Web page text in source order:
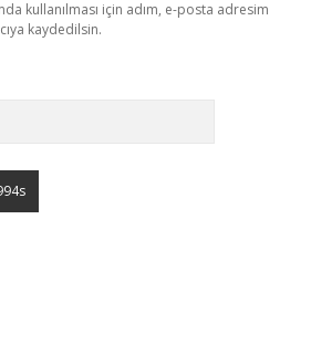
kullanılması için adım, e-posta adresim
kaydedilsin.